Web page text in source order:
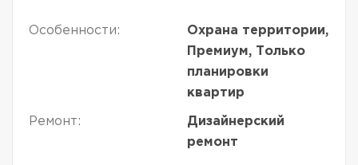
Особенности:
Охрана территории,
Премиум, Только
планировки
квартир
Ремонт:
Дизайнерский
ремонт